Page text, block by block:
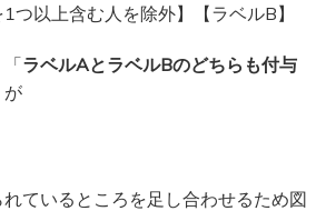
1つ以上含む人を除外】【ラベルB】
ラベルAとラベルBのどちらも付与
が
ているところを足し合わせるため図